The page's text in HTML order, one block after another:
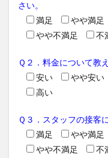
さい。
満足
やや満足
やや不満足
不
Ｑ２．料金について教
安い
やや安い
高い
Ｑ３．スタッフの接客
満足
やや満足
やや不満足
不